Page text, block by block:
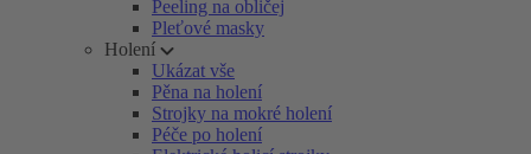
Peeling na obličej
Pleťové masky
Holení
Ukázat vše
Pěna na holení
Strojky na mokré holení
Péče po holení